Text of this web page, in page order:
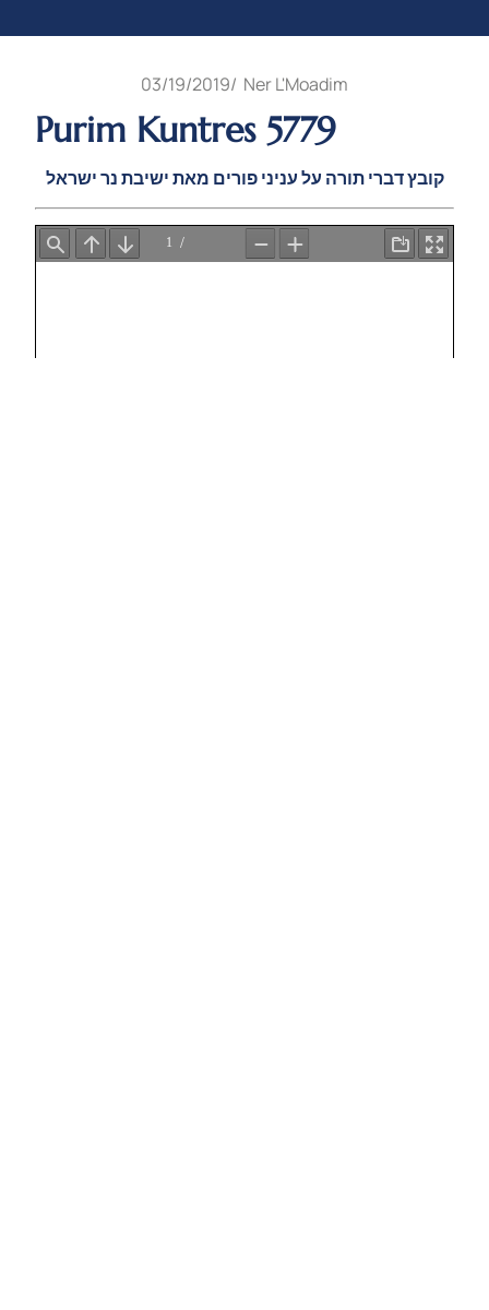
03/19/2019/ Ner L'Moadim
Purim Kuntres 5779
קובץ דברי תורה על עניני פורים מאת ישיבת נר ישראל